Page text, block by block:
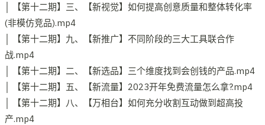
│ 【第十二期】三、【新视觉】如何提高创意质量和整体转化率
(非模仿竞品).mp4
│ 【第十二期】九、【新推广】不同阶段的三大工具联合作
战.mp4
│ 【第十二期】二、【新选品】三个维度找到会创钱的产品.mp4
│ 【第十二期】五、【新流量】2023开年免费流量怎么拿?.mp4
│ 【第十二期】八、【万相台】如何充分收割互动做到超高投
产.mp4